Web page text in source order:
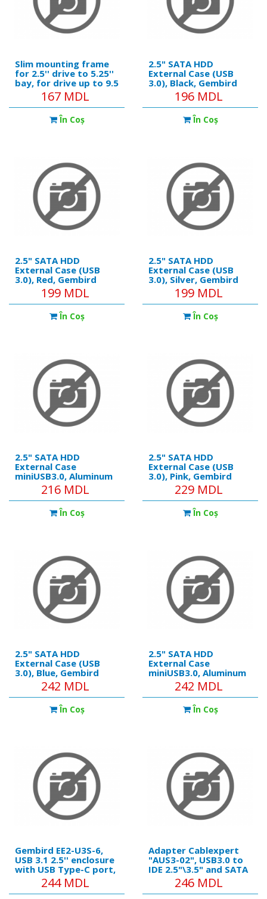
Slim mounting frame
for 2.5'' drive to 5.25''
bay, for drive up to 9.5
mm, Gembird, MF-95-
167 MDL
În Coş
2.5" SATA HDD
External Case (USB
3.0), Black, Gembird
"EE2-U3S-2"
196 MDL
În Coş
2.5" SATA HDD
External Case (USB
3.0), Red, Gembird
"EE2-U3S-2-R"
199 MDL
În Coş
2.5" SATA HDD
External Case (USB
3.0), Silver, Gembird
"EE2-U3S-2-S"
199 MDL
În Coş
2.5" SATA HDD
External Case
miniUSB3.0, Aluminum
Black, Gembird "EE2-
U3S-3" -
https://gembird.nl/item.aspx?
id=10253
216 MDL
În Coş
2.5" SATA HDD
External Case (USB
3.0), Pink, Gembird
"EE2-U3S-3-P" -
https://cablexpert.com/
id=11983
229 MDL
În Coş
2.5" SATA HDD
External Case (USB
3.0), Blue, Gembird
"EE2-U3S-2-B" -
https://cablexpert.com/item.aspx?
id=11153
242 MDL
În Coş
2.5" SATA HDD
External Case
miniUSB3.0, Aluminum
Deep Blue, Gembird
"EE2-U3S-3-DB" -
https://gembird.nl/
id=11981
242 MDL
În Coş
Gembird EE2-U3S-6,
USB 3.1 2.5'' enclosure
with USB Type-C port,
brushed aluminum,
244 MDL
Adapter Cablexpert
"AUS3-02", USB3.0 to
IDE 2.5"\3.5" and SATA
adaptor, GoFlex
compatible -
246 MDL